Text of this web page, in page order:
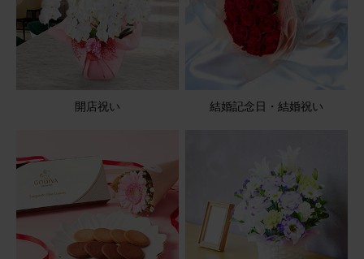
アレンジメント(ピンク) Sサイズ Happy Birthday カード付
き
60代
とてもかわいいです
宅配ボックスに入っていましたが、元気な状態でした
アレンジメント(ピンク) Mサイズ
開店祝い 結婚記念日・結婚祝い